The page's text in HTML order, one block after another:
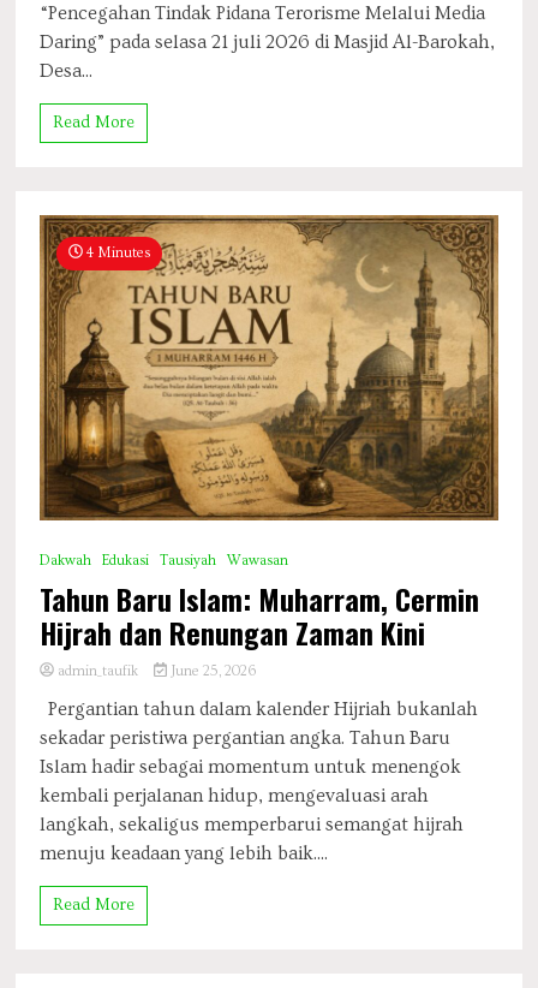
“Pencegahan Tindak Pidana Terorisme Melalui Media
Daring” pada selasa 21 juli 2026 di Masjid Al-Barokah,
Desa...
Read More
4 Minutes
Dakwah Edukasi Tausiyah Wawasan
Tahun Baru Islam: Muharram, Cermin
Hijrah dan Renungan Zaman Kini
admin_taufik June 25, 2026
Pergantian tahun dalam kalender Hijriah bukanlah
sekadar peristiwa pergantian angka. Tahun Baru
Islam hadir sebagai momentum untuk menengok
kembali perjalanan hidup, mengevaluasi arah
langkah, sekaligus memperbarui semangat hijrah
menuju keadaan yang lebih baik....
Read More